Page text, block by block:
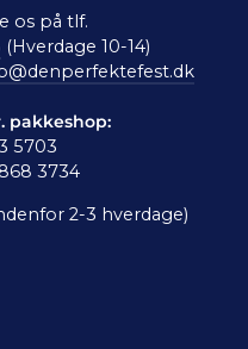
os på tlf.
(Hverdage 10-14)
pakkeshop:
5703
3734
2-3 hverdage)